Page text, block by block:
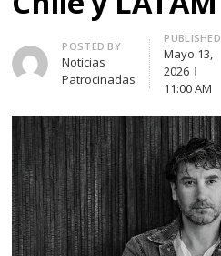
Author
POSTED BY
Noticias
Patrocinadas
PUBLISHED
Mayo 13,
2026
11:00 AM